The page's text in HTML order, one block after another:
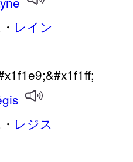
・ レイン
・ レジス